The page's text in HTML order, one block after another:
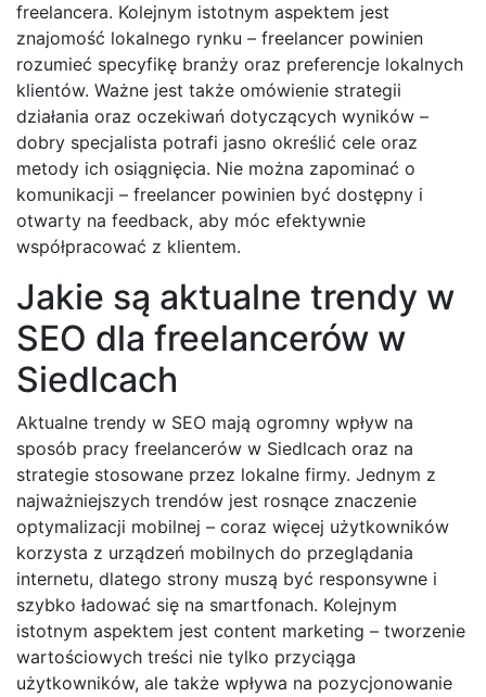
freelancera. Kolejnym istotnym aspektem jest
znajomość lokalnego rynku – freelancer powinien
rozumieć specyfikę branży oraz preferencje lokalnych
klientów. Ważne jest także omówienie strategii
działania oraz oczekiwań dotyczących wyników –
dobry specjalista potrafi jasno określić cele oraz
metody ich osiągnięcia. Nie można zapominać o
komunikacji – freelancer powinien być dostępny i
otwarty na feedback, aby móc efektywnie
współpracować z klientem.
Jakie są aktualne trendy w
SEO dla freelancerów w
Siedlcach
Aktualne trendy w SEO mają ogromny wpływ na
sposób pracy freelancerów w Siedlcach oraz na
strategie stosowane przez lokalne firmy. Jednym z
najważniejszych trendów jest rosnące znaczenie
optymalizacji mobilnej – coraz więcej użytkowników
korzysta z urządzeń mobilnych do przeglądania
internetu, dlatego strony muszą być responsywne i
szybko ładować się na smartfonach. Kolejnym
istotnym aspektem jest content marketing – tworzenie
wartościowych treści nie tylko przyciąga
użytkowników, ale także wpływa na pozycjonowanie